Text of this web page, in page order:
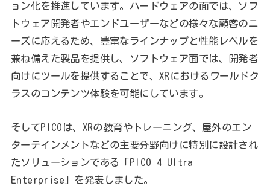
ョン化を推進しています。ハードウェアの面では、ソフ
トウェア開発者やエンドユーザーなどの様々な顧客のニ
ーズに応えるため、豊富なラインナップと性能レベルを
兼ね備えた製品を提供し、ソフトウェア面では、開発者
向けにツールを提供することで、XRにおけるワールドク
ラスのコンテンツ体験を可能にしています。
そしてPICOは、XRの教育やトレーニング、屋外のエン
ターテインメントなどの主要分野向けに特別に設計され
たソリューションである「PICO 4 Ultra
Enterprise」を発表しました。